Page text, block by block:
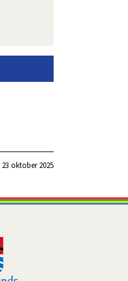
23 oktober 2025